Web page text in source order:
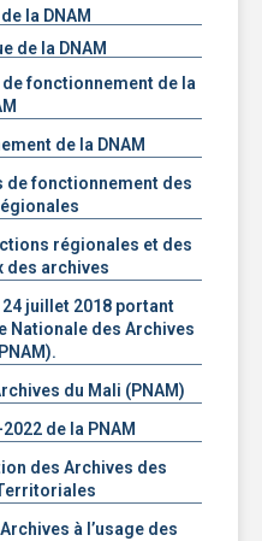
la DNAM
de la DNAM
fonctionnement de la
de la DNAM
fonctionnement des
régionales et des
des archives
24 juillet 2018 portant
Nationale des Archives
du Mali (PNAM)
de la PNAM
des Archives des
à l’usage des